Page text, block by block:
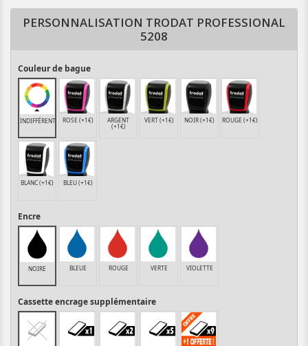
PERSONNALISATION TRODAT PROFESSIONAL
5208
Couleur de bague
INDIFFÉRENT ROSE (+1€)
ARGENT
(+1€)
VERT (+1€) NOIR (+1€) ROUGE (+1€)
BLANC (+1€) BLEU (+1€)
Encre
NOIRE BLEUE ROUGE VERTE VIOLETTE
Cassette encrage supplémentaire